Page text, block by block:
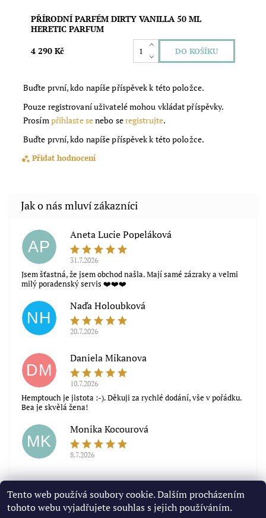
PŘÍRODNÍ PARFÉM DIRTY VANILLA 50 ML
HERETIC PARFUM
4 290 Kč
Buďte první, kdo napíše příspěvek k této položce.
Pouze registrovaní uživatelé mohou vkládat příspěvky.
Prosím přihlaste senebo seregistrujte.
Buďte první, kdo napíše příspěvek k této položce.
Přidat hodnocení
AP
Aneta Lucie Popeláková
31.7.2026
Jsem šťastná, že jsem obchod našla. Mají samé zázraky a velmi
milý poradenský servis ❤️❤️❤️
NH
Naďa Holoubková
20.7.2026
DM
Daniela Mikanova
10.7.2026
Hemptouch je jistota :-). Děkuji za rychlé dodání, vše v pořádku.
Bea je skvělá žena!
MK
Monika Kocourová
8.7.2026
Zobrazit další hodnocení
Tento web používá soubory cookie. Dalším procházením
tohoto webu vyjadřujete souhlas s jejich používáním.